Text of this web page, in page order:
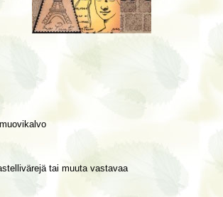
tai muuta vastavaa